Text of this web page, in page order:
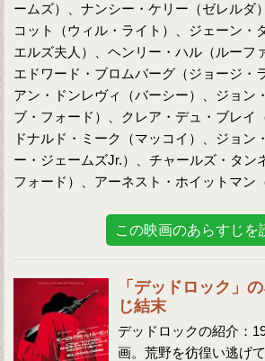
ームズ）、ナンシー・ケリー（ゼレルダ
コット（ウィル・ライト）、ジェーン・
エルズ夫人）、ヘンリー・ハル（ルーフ
エドワード・ブロムバーグ（ジョージ・
アン・ドンレヴィ（バーシー）、ジョン
ブ・フォード）、クレア・デュ・ブレイ
ドナルド・ミーク（マッコイ）、ジョン
ー・ジェームズJr.）、チャールズ・タン
フォード）、アーネスト・ホイットマン
この映画のあらすじを
「デッドロック」
じ結末
デッドロックの紹介：
画。荒野を彷徨い逃げ